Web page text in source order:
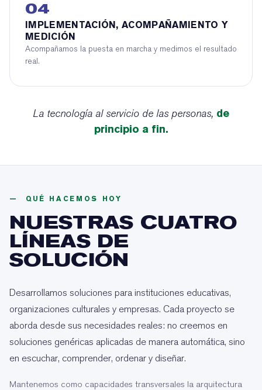
04
IMPLEMENTACIÓN, ACOMPAÑAMIENTO Y
MEDICIÓN
Acompañamos la puesta en marcha y medimos el resultado
real.
La tecnología al servicio de las personas, de
principio a fin.
— QUÉ HACEMOS HOY
NUESTRAS CUATRO
LÍNEAS DE
SOLUCIÓN
Desarrollamos soluciones para instituciones educativas,
organizaciones culturales y empresas. Cada proyecto se
aborda desde sus necesidades reales: no creemos en
soluciones genéricas aplicadas de manera automática, sino
en escuchar, comprender, ordenar y diseñar.
Mantenemos como capacidades transversales la arquitectura